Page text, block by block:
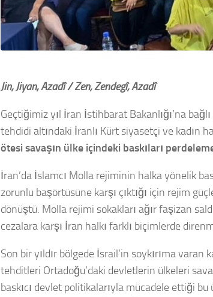
Jin, Jiyan, Azadî / Zen, Zendegî, Azadî
Geçtiğimiz yıl İran İstihbarat Bakanlığı’na
tehdidi altındaki İranlı Kürt siyasetçi ve kadın
ötesi savaşın ülke içindeki baskıları
İran’da İslamcı Molla rejiminin halka yönelik
zorunlu başörtüsüne karşı çıktığı için rejim
dönüştü. Molla rejimi sokakları ağır faşizan
cezalara karşı İran halkı farklı biçimlerde
Son bir yıldır bölgede İsrail’in soykırıma
tehditleri Ortadoğu’daki devletlerin ülkeleri
baskıcı devlet politikalarıyla mücadele ettiği